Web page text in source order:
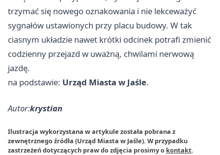
trzymać się nowego oznakowania i nie lekceważyć
sygnałów ustawionych przy placu budowy. W tak
ciasnym układzie nawet krótki odcinek potrafi zmienić
codzienny przejazd w uważną, chwilami nerwową
jazdę.
na podstawie: Urząd Miasta w Jaśle.
Autor:krystian
Ilustracja wykorzystana w artykule została pobrana z
zewnętrznego źródła (Urząd Miasta w Jaśle). W przypadku
zastrzeżeń dotyczących praw do zdjęcia prosimy o kontakt.